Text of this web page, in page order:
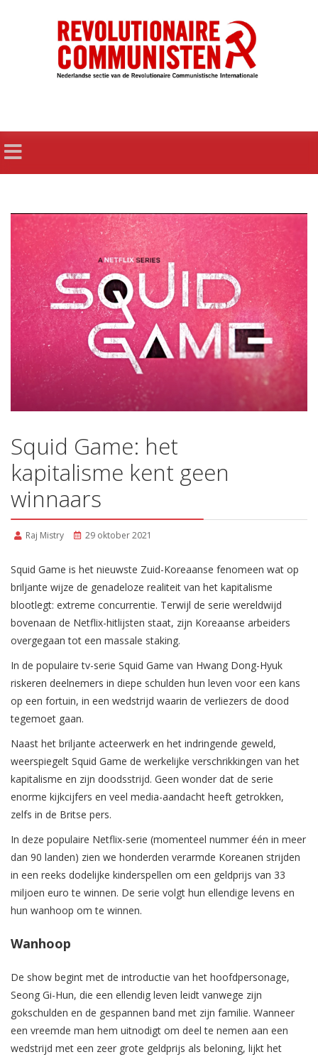
Squid Game: het
kapitalisme kent geen
winnaars
Raj Mistry 29 oktober 2021
Squid Game is het nieuwste Zuid-Koreaanse fenomeen wat op
briljante wijze de genadeloze realiteit van het kapitalisme
blootlegt: extreme concurrentie. Terwijl de serie wereldwijd
bovenaan de Netflix-hitlijsten staat, zijn Koreaanse arbeiders
overgegaan tot een massale staking.
In de populaire tv-serie Squid Game van Hwang Dong-Hyuk
riskeren deelnemers in diepe schulden hun leven voor een kans
op een fortuin, in een wedstrijd waarin de verliezers de dood
tegemoet gaan.
Naast het briljante acteerwerk en het indringende geweld,
weerspiegelt Squid Game de werkelijke verschrikkingen van het
kapitalisme en zijn doodsstrijd. Geen wonder dat de serie
enorme kijkcijfers en veel media-aandacht heeft getrokken,
zelfs in de Britse pers.
In deze populaire Netflix-serie (momenteel nummer één in meer
dan 90 landen) zien we honderden verarmde Koreanen strijden
in een reeks dodelijke kinderspellen om een geldprijs van 33
miljoen euro te winnen. De serie volgt hun ellendige levens en
hun wanhoop om te winnen.
Wanhoop
De show begint met de introductie van het hoofdpersonage,
Seong Gi-Hun, die een ellendig leven leidt vanwege zijn
gokschulden en de gespannen band met zijn familie. Wanneer
een vreemde man hem uitnodigt om deel te nemen aan een
wedstrijd met een zeer grote geldprijs als beloning, lijkt het